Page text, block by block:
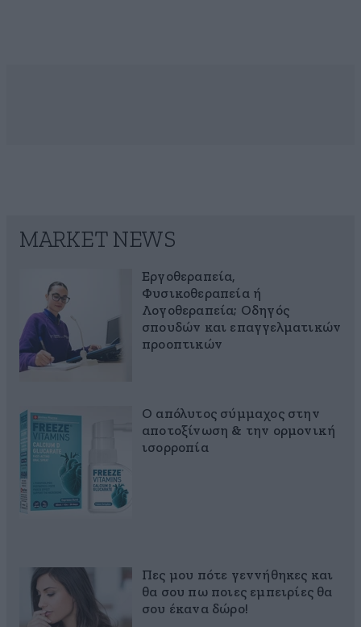
MARKET NEWS
Εργοθεραπεία,
Φυσικοθεραπεία ή
Λογοθεραπεία; Οδηγός
σπουδών και επαγγελματικών
προοπτικών
Ο απόλυτος σύμμαχος στην
αποτοξίνωση & την ορμονική
ισορροπία
Πες μου πότε γεννήθηκες και
θα σου πω ποιες εμπειρίες θα
σου έκανα δώρο!